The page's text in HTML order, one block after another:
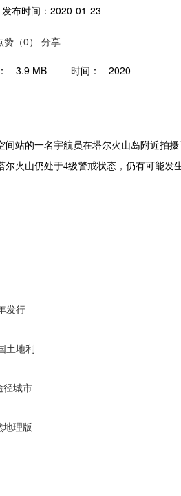
发布时间：2020-01-23
赞（0）
分享
3.9 MB 时间： 2020
间站的一名宇航员在塔尔火山岛附近拍
火山仍处于4级警戒状态，仍有可能发
发行
土地利
径城市
地理版